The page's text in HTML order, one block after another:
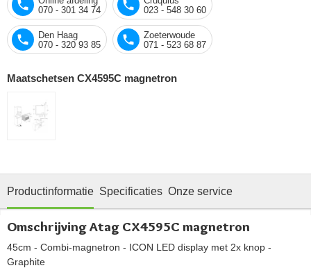
070 - 301 34 74
023 - 548 30 60
Den Haag
070 - 320 93 85
Zoeterwoude
071 - 523 68 87
Maatschetsen CX4595C magnetron
Productinformatie Specificaties Onze service
Omschrijving Atag CX4595C magnetron
45cm - Combi-magnetron - ICON LED display met 2x knop -
Graphite